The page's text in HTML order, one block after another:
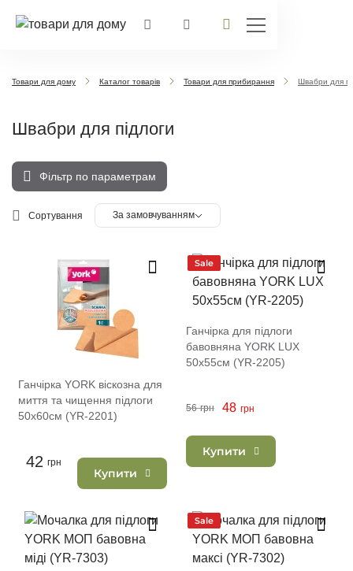
Товари для дому Каталог товарів Товари для прибирання Швабри для
Швабри для підлоги
Фільтр по параметрам
Сортування За замовчуванням
Ганчірка YORK віскозна для
миття та чищення підлоги
50х60см (YR-2201)
42 грн
Купити
Sale
Ганчірка для підлоги
бавовняна YORK LUX
50х55см (YR-2205)
56 грн 48 грн
Купити
Sale